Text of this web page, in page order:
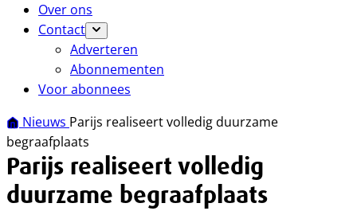
Over ons
Contact
Adverteren
Abonnementen
Voor abonnees
Nieuws Parijs realiseert volledig duurzame
begraafplaats
Parijs realiseert volledig
duurzame begraafplaats